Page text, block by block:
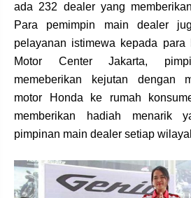
ada 232 dealer yang
Para pemimpin main dealer
pelayanan istimewa kepada
Motor Center Jakarta,
memeberikan kejutan dengan
motor Honda ke rumah
memberikan hadiah menarik
pimpinan main dealer setiap